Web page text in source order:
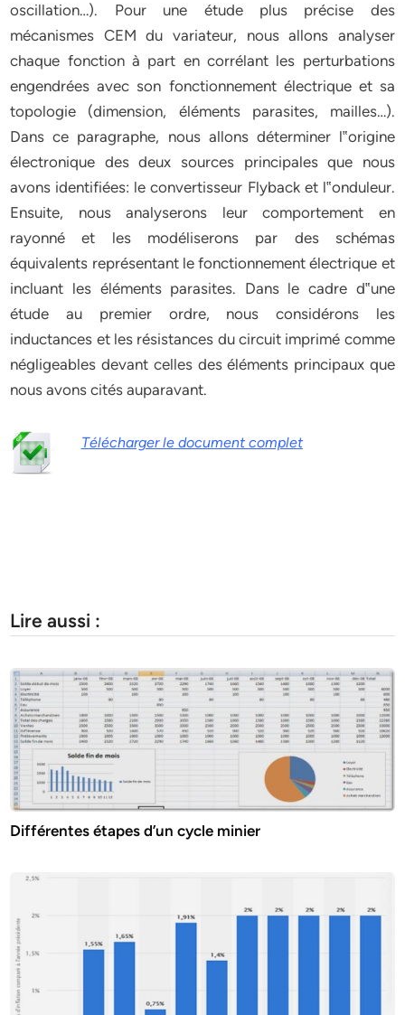
oscillation…). Pour une étude plus précise des
mécanismes CEM du variateur, nous allons analyser
chaque fonction à part en corrélant les perturbations
engendrées avec son fonctionnement électrique et sa
topologie (dimension, éléments parasites, mailles…).
Dans ce paragraphe, nous allons déterminer l‟origine
électronique des deux sources principales que nous
avons identifiées: le convertisseur Flyback et l‟onduleur.
Ensuite, nous analyserons leur comportement en
rayonné et les modéliserons par des schémas
équivalents représentant le fonctionnement électrique et
incluant les éléments parasites. Dans le cadre d‟une
étude au premier ordre, nous considérons les
inductances et les résistances du circuit imprimé comme
négligeables devant celles des éléments principaux que
nous avons cités auparavant.
Télécharger le document complet
Lire aussi :
Différentes étapes d’un cycle minier